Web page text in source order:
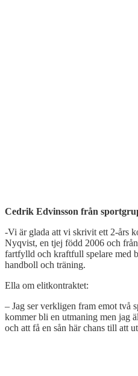
Cedrik Edvinsson från
-Vi är glada att vi skrivit ett 2-års
Nyqvist, en tjej född 2006 och
fartfylld och kraftfull spelare med
handboll och träning.
Ella om elitkontraktet:
– Jag ser verkligen fram emot två
kommer bli en utmaning men jag
och att få en sån här chans till att